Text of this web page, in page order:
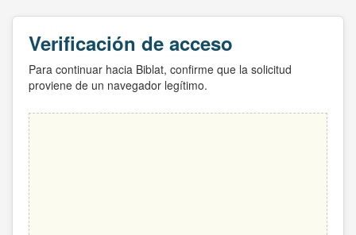
Verificación de acceso
Para continuar hacia Biblat, confirme que la solicitud
proviene de un navegador legítimo.